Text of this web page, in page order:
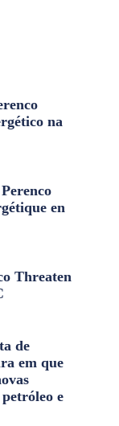
na
en
Threaten
de
em que
e